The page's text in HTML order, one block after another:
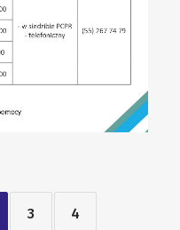
3 4